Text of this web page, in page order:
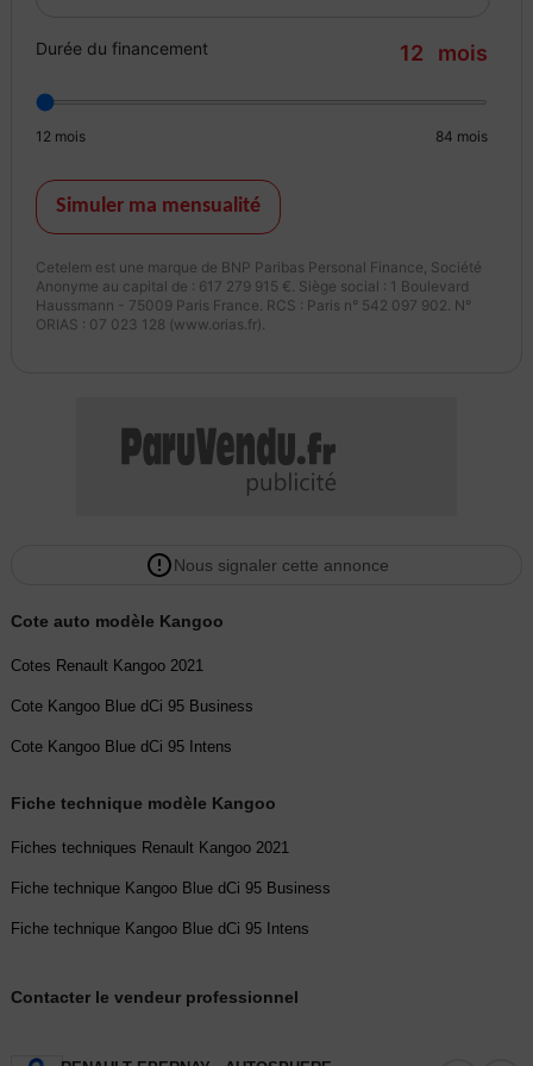
Couleur
Vignette Crit’Air
Durée du financement 12 mois
12 mois 84 mois
Simuler ma mensualité
Cetelem est une marque de BNP Paribas Personal Finance, Société
Anonyme au capital de : 617 279 915 €. Siège social : 1 Boulevard
Haussmann - 75009 Paris France. RCS : Paris n° 542 097 902. N°
ORIAS : 07 023 128 (www.orias.fr).
Nous signaler cette annonce
Cote auto modèle Kangoo
Cotes Renault Kangoo 2021
Cote Kangoo Blue dCi 95 Business
Cote Kangoo Blue dCi 95 Intens
Fiche technique modèle Kangoo
Fiches techniques Renault Kangoo 2021
Fiche technique Kangoo Blue dCi 95 Business
Fiche technique Kangoo Blue dCi 95 Intens
Contacter le vendeur professionnel